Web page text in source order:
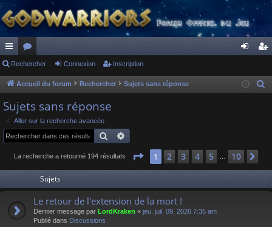
ac
co
ur
ci
s
or
u
s
ne cri
Rechercher Connexion Inscription
Accueil du forum Rechercher Sujets sans réponse
e
Sujets sans réponse
Aller sur la recherche avancée
Rechercher
La recherche a retourné 194 résultats Page 1sur 10
1 2 3 4 5 10
Sujets
Le retour de l'extension de la mort !
Dernier message par LordKraken « jeu. juil. 09, 2026 7:35 am
Publié dans Discussions